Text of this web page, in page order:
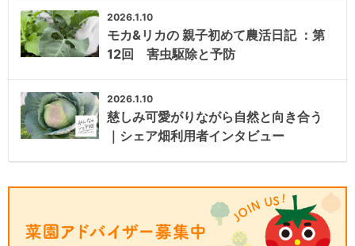
2026.1.10
モカ&リカの 親子初めて農活日記 ：第
12回 害虫駆除と予防
2026.1.10
慈しみ可愛がりながら自然と向き合う
｜シェア畑利用者インタビュー